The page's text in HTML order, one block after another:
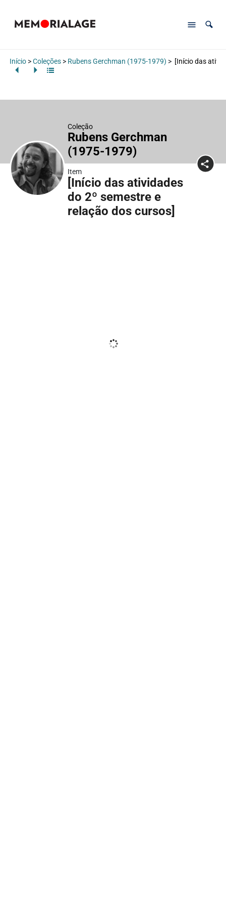
Início>Coleções> Rubens Gerchman (1975-1979) > [Início das
Coleção
Rubens Gerchman
(1975-1979)
Item
[Início das atividades
do 2º semestre e
relação dos cursos]